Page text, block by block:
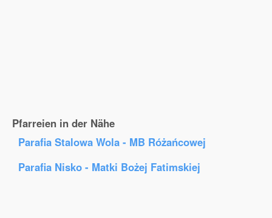
Pfarreien in der Nähe
Parafia Stalowa Wola - MB Różańcowej
Parafia Nisko - Matki Bożej Fatimskiej